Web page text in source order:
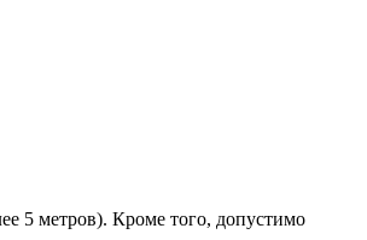
5 метров). Кроме того, допустимо